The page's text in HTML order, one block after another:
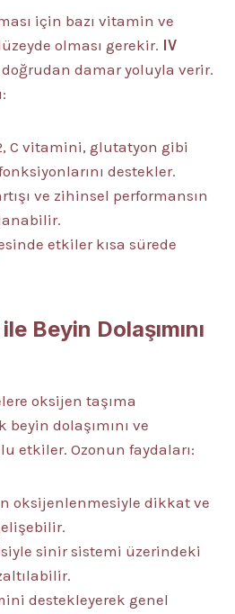
için bazı vitamin ve
olması gerekir. IV
damar yoluyla verir.
C vitamini, glutatyon gibi
destekler.
ve zihinsel performansın
etkiler kısa sürede
Beyin Dolaşımını
oksijen taşıma
dolaşımını ve
etkiler. Ozonun faydaları:
oksijenlenmesiyle dikkat ve
sinir sistemi üzerindeki
destekleyerek genel